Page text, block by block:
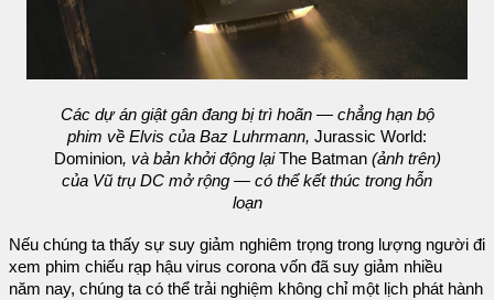
Các dự án giật gân đang bị trì hoãn — chẳng hạn bộ
phim về Elvis của Baz Luhrmann, Jurassic World:
Dominion, và bản khởi động lạiThe Batman (ảnh trên)
của Vũ trụ DC mở rộng — có thể kết thúc trong hỗn
loạn
Nếu chúng ta thấy sự suy giảm nghiêm trọng trong lượng người đi
xem phim chiếu rạp hậu virus corona vốn đã suy giảm nhiều
năm nay, chúng ta có thể trải nghiệm không chỉ một lịch phát hành